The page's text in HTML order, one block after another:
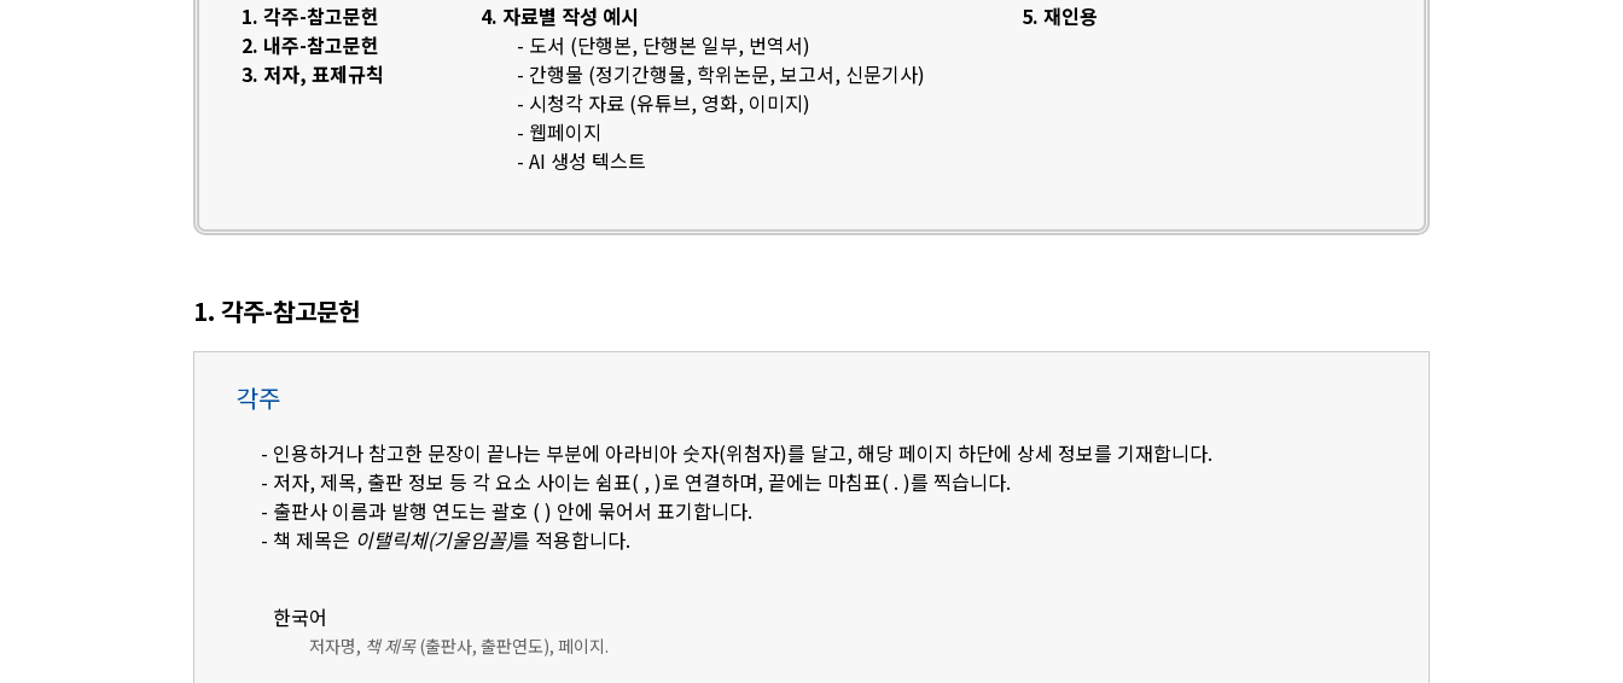
1. 각주-참고문헌
2. 내주-참고문헌
3. 저자, 표제규칙
4. 자료별 작성 예시
- 도서 (단행본, 단행본 일부, 번역서)
- 간행물 (정기간행물, 학위논문, 보고서, 신문기사)
- 시청각 자료 (유튜브, 영화, 이미지)
- 웹페이지
- AI 생성 텍스트
5. 재인용
1. 각주-참고문헌
각주
- 인용하거나 참고한 문장이 끝나는 부분에 아라비아 숫자(위첨자)를 달고, 해당 페이지 하단에 상세 정보를 기재합니다.
- 저자, 제목, 출판 정보 등 각 요소 사이는 쉼표( , )로 연결하며, 끝에는 마침표( . )를 찍습니다.
- 출판사 이름과 발행 연도는 괄호 ( ) 안에 묶어서 표기합니다.
- 책 제목은 이탤릭체(기울임꼴)를 적용합니다.
한국어
저자명, 책 제목(출판사, 출판연도), 페이지.